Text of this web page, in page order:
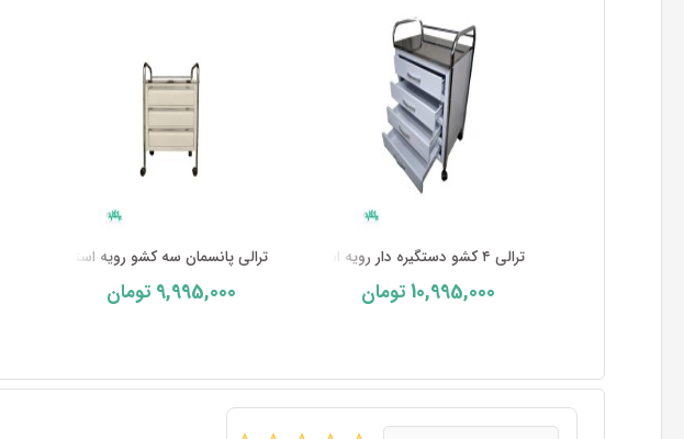
ترالی ۴ کشو دستگیره دار رویه استی ...
10,995,000تومان
ترالی پانسمان سه کشو رویه استیل
9,995,000 تومان